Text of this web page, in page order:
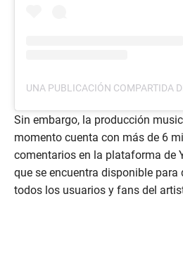
Sin embargo, la producción
momento cuenta con más de 6
comentarios en la plataforma de
que se encuentra disponible para
todos los usuarios y fans del